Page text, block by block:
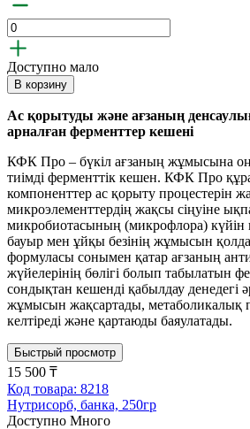
Доступно мало
В корзину
Ас қорытуды және ағзаның
арналған ферменттер кешені
КФК Про – бүкіл ағзаның жұмысына оң
тиімді ферменттік кешен. КФК Про
компоненттер ас қорыту процестерін
микроэлементтердің жақсы сіңуіне
микробиотасының (микрофлора) күйін
бауыр мен ұйқы безінің жұмысын
формуласы сонымен қатар ағзаның
жүйелерінің бөлігі болып табылатын
сондықтан кешенді қабылдау денедегі
жұмысын жақсартады, метаболикалық
келтіреді және қартаюды баяулатады.
Быстрый просмотр
15 500 ₸
Код товара: 8218
Нутрисорб, банка, 250гр
Доступно Много